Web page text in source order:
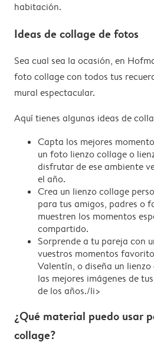
habitación.
Ideas de collage de fotos
Sea cual sea la ocasión, en
foto collage con todos tus
mural espectacular.
Aquí tienes algunas ideas de
Capta los mejores
un foto lienzo collage o
disfrutar de ese ambiente
el año.
Crea un lienzo collage
para tus amigos, padres o
muestren los momentos
compartido.
Sorprende a tu pareja con
vuestros momentos
Valentín, o diseña un
las mejores imágenes de
de los años./li>
¿Qué material puedo usar
collage?